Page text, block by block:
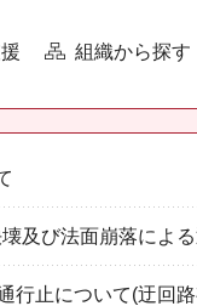
組織から探す
及び法面崩落によ
行止について(迂回